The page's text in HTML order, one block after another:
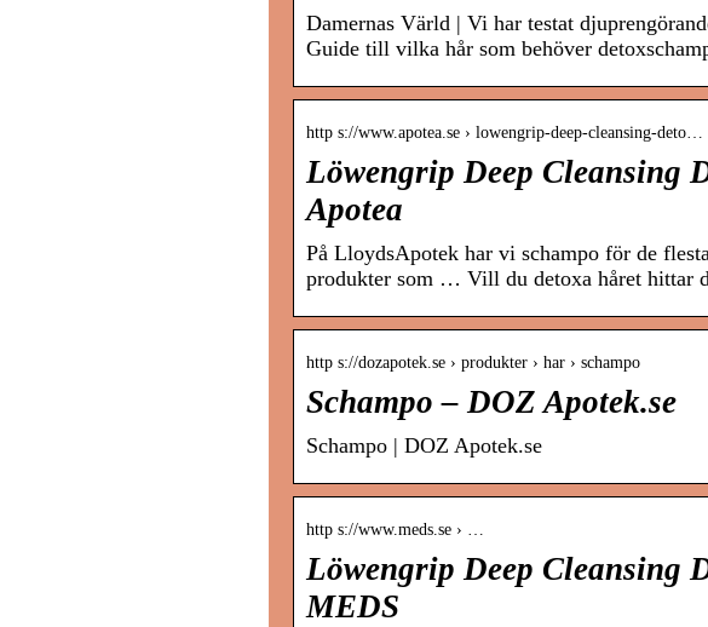
Damernas Värld | Vi har testat
Guide till vilka hår som behöver
http s://www.apotea.se › lowengrip-deep-cleansing-deto…
Löwengrip Deep Cleansing
Apotea
På LloydsApotek har vi schampo för de
produkter som … Vill du detoxa håret hittar
http s://dozapotek.se › produkter › har › schampo
Schampo – DOZ Apotek.se
Schampo | DOZ Apotek.se
http s://www.meds.se › …
Löwengrip Deep Cleansing
MEDS